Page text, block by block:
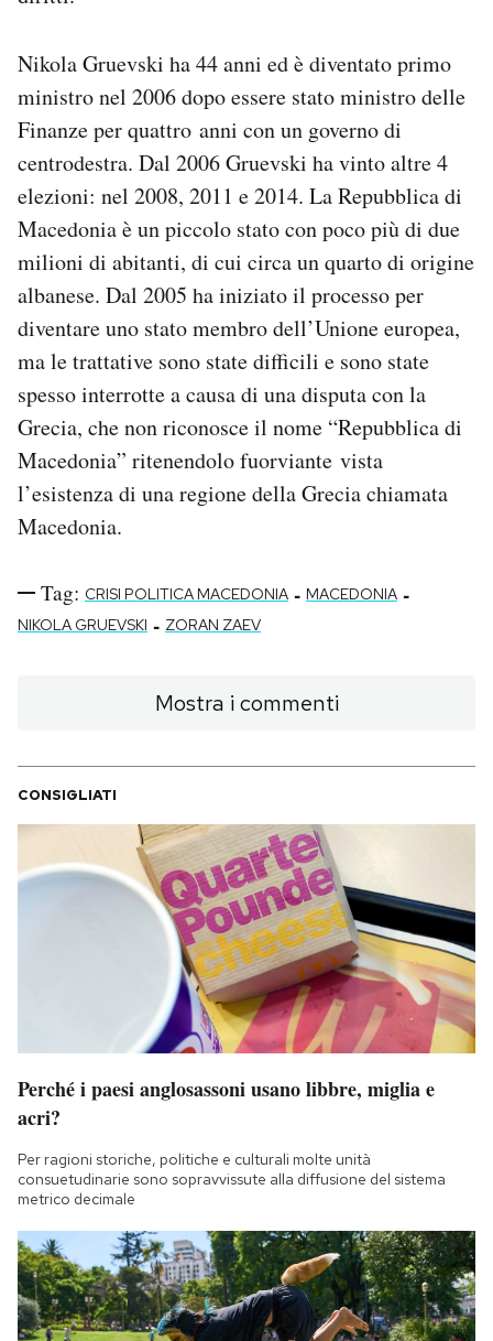
Nikola Gruevski ha 44 anni ed è diventato primo
ministro nel 2006 dopo essere stato ministro delle
Finanze per quattro anni con un governo di
centrodestra. Dal 2006 Gruevski ha vinto altre 4
elezioni: nel 2008, 2011 e 2014. La Repubblica di
Macedonia è un piccolo stato con poco più di due
milioni di abitanti, di cui circa un quarto di origine
albanese. Dal 2005 ha iniziato il processo per
diventare uno stato membro dell’Unione europea,
ma le trattative sono state difficili e sono state
spesso interrotte a causa di una disputa con la
Grecia, che non riconosce il nome “Repubblica di
Macedonia” ritenendolo fuorviante vista
l’esistenza di una regione della Grecia chiamata
Macedonia.
Tag: CRISI POLITICA MACEDONIA - MACEDONIA -
NIKOLA GRUEVSKI - ZORAN ZAEV
Mostra i commenti
CONSIGLIATI
Perché i paesi anglosassoni usano libbre, miglia e
acri?
Per ragioni storiche, politiche e culturali molte unità
consuetudinarie sono sopravvissute alla diffusione del sistema
metrico decimale